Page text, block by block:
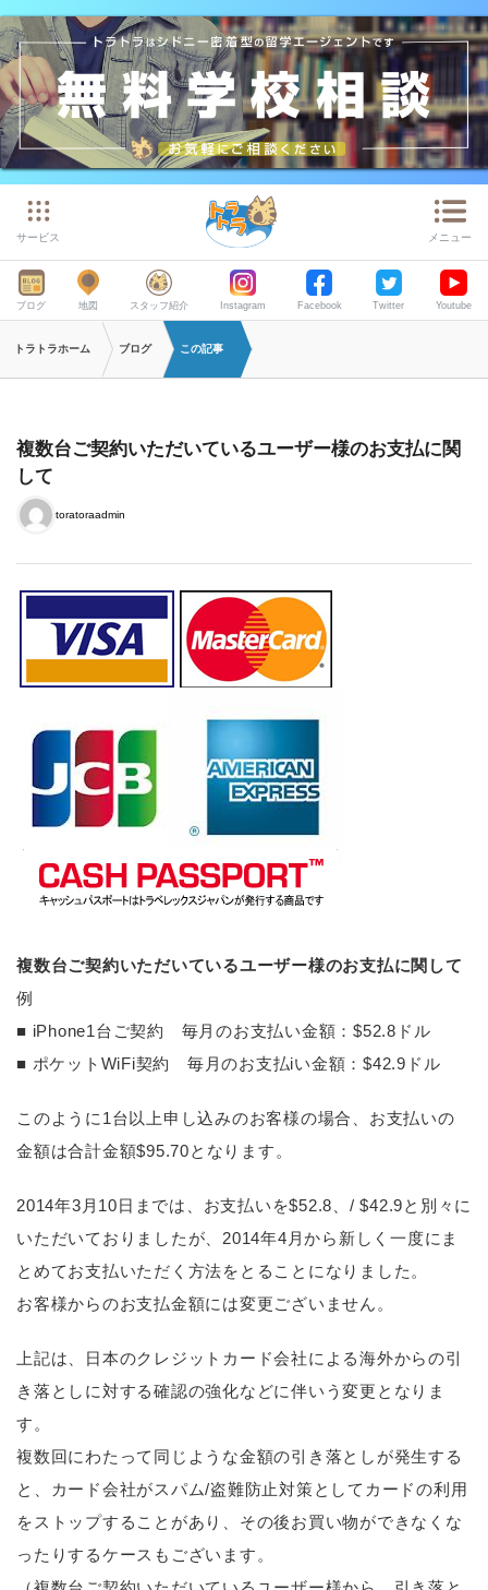
サービス メニュー
ブログ 地図 スタッフ紹介 Instagram Facebook Twitter Youtube
トラトラホーム ブログ この記事
複数台ご契約いただいているユーザー様のお支払に関
して
toratoraadmin
複数台ご契約いただいているユーザー様のお支払に関して
例
■ iPhone1台ご契約 毎月のお支払い金額：$52.8ドル
■ ポケットWiFi契約 毎月のお支払iい金額：$42.9ドル
このように1台以上申し込みのお客様の場合、お支払いの
金額は合計金額$95.70となります。
2014年3月10日までは、お支払いを$52.8、/ $42.9と別々に
いただいておりましたが、2014年4月から新しく一度にま
とめてお支払いただく方法をとることになりました。
お客様からのお支払金額には変更ございません。
上記は、日本のクレジットカード会社による海外からの引
き落としに対する確認の強化などに伴いう変更となりま
す。
複数回にわたって同じような金額の引き落としが発生する
と、カード会社がスパム/盗難防止対策としてカードの利用
をストップすることがあり、その後お買い物ができなくな
ったりするケースもございます。